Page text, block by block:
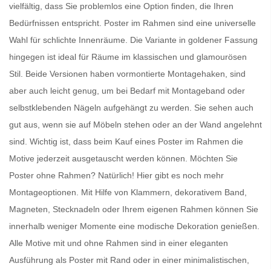
vielfältig, dass Sie problemlos eine Option finden, die Ihren
Bedürfnissen entspricht. Poster im Rahmen sind eine universelle
Wahl für schlichte Innenräume. Die Variante in goldener Fassung
hingegen ist ideal für Räume im klassischen und glamourösen
Stil. Beide Versionen haben vormontierte Montagehaken, sind
aber auch leicht genug, um bei Bedarf mit Montageband oder
selbstklebenden Nägeln aufgehängt zu werden. Sie sehen auch
gut aus, wenn sie auf Möbeln stehen oder an der Wand angelehnt
sind. Wichtig ist, dass beim Kauf eines Poster im Rahmen die
Motive jederzeit ausgetauscht werden können. Möchten Sie
Poster ohne Rahmen? Natürlich! Hier gibt es noch mehr
Montageoptionen. Mit Hilfe von Klammern, dekorativem Band,
Magneten, Stecknadeln oder Ihrem eigenen Rahmen können Sie
innerhalb weniger Momente eine modische Dekoration genießen.
Alle Motive mit und ohne Rahmen sind in einer eleganten
Ausführung als Poster mit Rand oder in einer minimalistischen,